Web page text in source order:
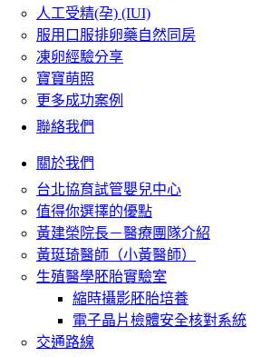
人工受精(孕) (IUI)
服用口服排卵藥自然同房
凍卵經驗分享
寶寶萌照
更多成功案例
聯絡我們
關於我們
台北協育試管嬰兒中心
值得你選擇的優點
黃建榮院長－醫療團隊介紹
黃珽琦醫師（小黃醫師）
生殖醫學胚胎實驗室
縮時攝影胚胎培養
電子晶片檢體安全核對系統
交通路線